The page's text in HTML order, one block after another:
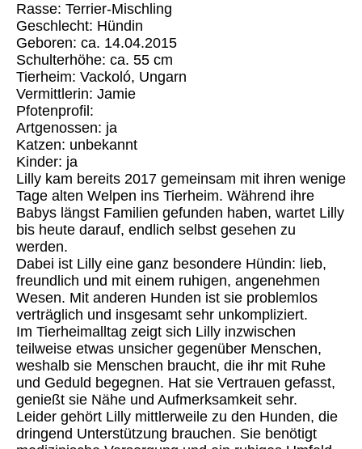
Rasse: Terrier-Mischling
Geschlecht: Hündin
Geboren: ca. 14.04.2015
Schulterhöhe: ca. 55 cm
Tierheim: Vackoló, Ungarn
Vermittlerin: Jamie
Pfotenprofil:
Artgenossen: ja
Katzen: unbekannt
Kinder: ja
Lilly kam bereits 2017 gemeinsam mit ihren wenige
Tage alten Welpen ins Tierheim. Während ihre
Babys längst Familien gefunden haben, wartet Lilly
bis heute darauf, endlich selbst gesehen zu
werden.
Dabei ist Lilly eine ganz besondere Hündin: lieb,
freundlich und mit einem ruhigen, angenehmen
Wesen. Mit anderen Hunden ist sie problemlos
verträglich und insgesamt sehr unkompliziert.
Im Tierheimalltag zeigt sich Lilly inzwischen
teilweise etwas unsicher gegenüber Menschen,
weshalb sie Menschen braucht, die ihr mit Ruhe
und Geduld begegnen. Hat sie Vertrauen gefasst,
genießt sie Nähe und Aufmerksamkeit sehr.
Leider gehört Lilly mittlerweile zu den Hunden, die
dringend Unterstützung brauchen. Sie benötigt